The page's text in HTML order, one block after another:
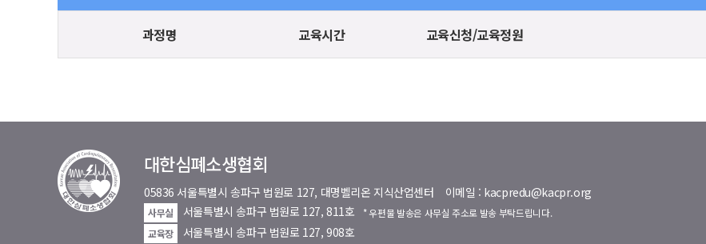
과정명 교육시간 교육신청/교육정원
대한심폐소생협회
05836 서울특별시 송파구 법원로 127, 대명벨리온 지식산업센터 이메일 : kacpredu@kacpr.org
사무실 서울특별시 송파구 법원로 127, 811호
* 우편물 발송은 사무실 주소로 발송 부탁드립니다.
교육장
서울특별시 송파구 법원로 127, 908호